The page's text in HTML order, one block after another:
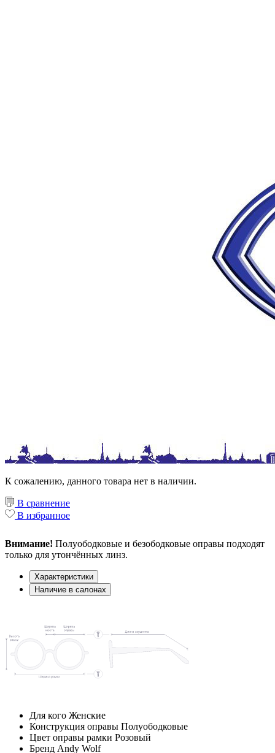
К сожалению, данного товара нет в наличии.
В сравнение
В избранное
Внимание! Полуободковые и безободковые оправы подходят
только для утончённых линз.
Характеристики
Наличие в салонах
Для кого Женские
Конструкция оправы Полуободковые
Цвет оправы рамки Розовый
Бренд Andy Wolf